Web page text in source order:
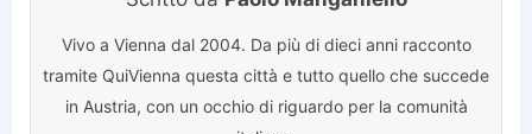
Vivo a Vienna dal 2004. Da più di dieci anni racconto
tramite QuiVienna questa città e tutto quello che succede
in Austria, con un occhio di riguardo per la comunità